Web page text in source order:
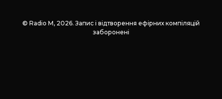
© Radio М, 2026. Запис і відтворення ефірних компіляцій
заборонені